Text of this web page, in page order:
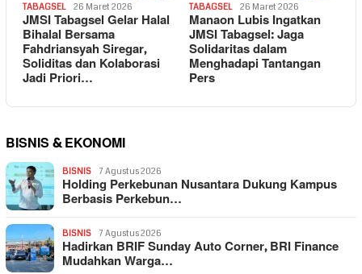
TABAGSEL 26 Maret 2026
JMSI Tabagsel Gelar Halal
Bihalal Bersama
Fahdriansyah Siregar,
Soliditas dan Kolaborasi
Jadi Priori…
TABAGSEL 26 Maret 2026
Manaon Lubis Ingatkan
JMSI Tabagsel: Jaga
Solidaritas dalam
Menghadapi Tantangan
Pers
BISNIS & EKONOMI
BISNIS 7 Agustus 2026
Holding Perkebunan Nusantara Dukung Kampus
Berbasis Perkebun…
BISNIS 7 Agustus 2026
Hadirkan BRIF Sunday Auto Corner, BRI Finance
Mudahkan Warga…